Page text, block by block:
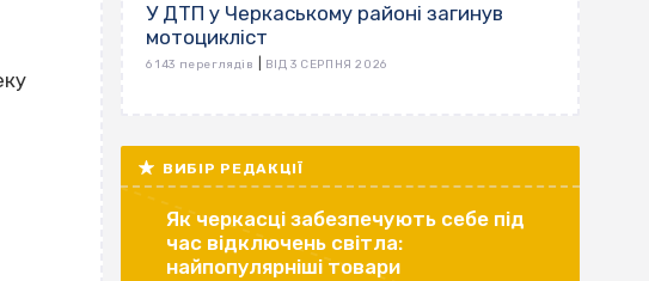
У ДТП у Черкаському районі загинув
мотоцикліст
6 143 переглядів ВІД 3 СЕРПНЯ 2026
ВИБІР РЕДАКЦІЇ
Як черкасці забезпечують себе під
час відключень світла:
найпопулярніші товари